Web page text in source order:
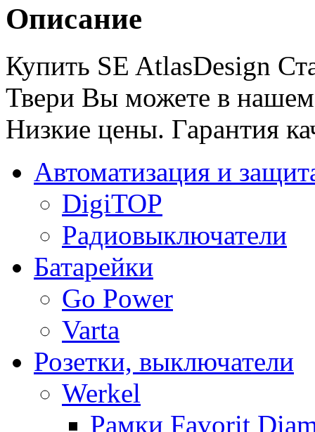
Описание
Купить SE AtlasDesign
Твери Вы можете в нашем
Низкие цены. Гарантия
Автоматизация и
DigiTOP
Радиовыключатели
Батарейки
Go Power
Varta
Розетки, выключатели
Werkel
Рамки Favorit